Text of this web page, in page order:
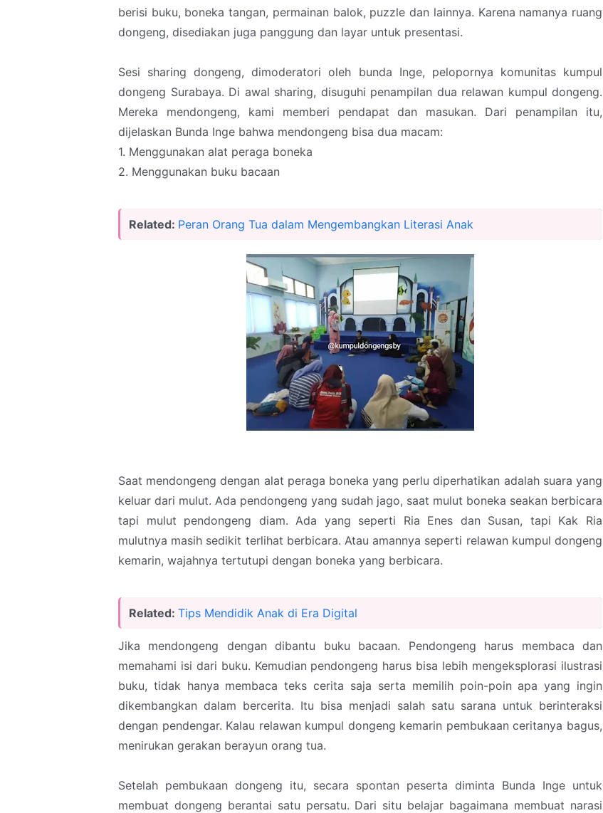
berisi buku, boneka tangan, permainan balok, puzzle dan lainnya. Karena namanya ruang
dongeng, disediakan juga panggung dan layar untuk presentasi.
Sesi sharing dongeng, dimoderatori oleh bunda Inge, pelopornya komunitas kumpul
dongeng Surabaya. Di awal sharing, disuguhi penampilan dua relawan kumpul dongeng.
Mereka mendongeng, kami memberi pendapat dan masukan. Dari penampilan itu,
dijelaskan Bunda Inge bahwa mendongeng bisa dua macam:
1. Menggunakan alat peraga boneka
2. Menggunakan buku bacaan
Related: Peran Orang Tua dalam Mengembangkan Literasi Anak
Saat mendongeng dengan alat peraga boneka yang perlu diperhatikan adalah suara yang
keluar dari mulut. Ada pendongeng yang sudah jago, saat mulut boneka seakan berbicara
tapi mulut pendongeng diam. Ada yang seperti Ria Enes dan Susan, tapi Kak Ria
mulutnya masih sedikit terlihat berbicara. Atau amannya seperti relawan kumpul dongeng
kemarin, wajahnya tertutupi dengan boneka yang berbicara.
Related: Tips Mendidik Anak di Era Digital
Jika mendongeng dengan dibantu buku bacaan. Pendongeng harus membaca dan
memahami isi dari buku. Kemudian pendongeng harus bisa lebih mengeksplorasi ilustrasi
buku, tidak hanya membaca teks cerita saja serta memilih poin-poin apa yang ingin
dikembangkan dalam bercerita. Itu bisa menjadi salah satu sarana untuk berinteraksi
dengan pendengar. Kalau relawan kumpul dongeng kemarin pembukaan ceritanya bagus,
menirukan gerakan berayun orang tua.
Setelah pembukaan dongeng itu, secara spontan peserta diminta Bunda Inge untuk
membuat dongeng berantai satu persatu. Dari situ belajar bagaimana membuat narasi